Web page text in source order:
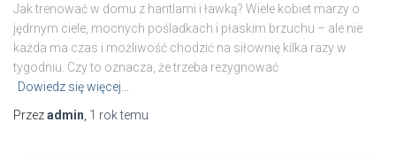
Jak trenować w domu z hantlami i ławką? Wiele kobiet marzy o
jędrnym ciele, mocnych pośladkach i płaskim brzuchu – ale nie
każda ma czas i możliwość chodzić na siłownię kilka razy w
tygodniu. Czy to oznacza, że trzeba rezygnować
Dowiedz się więcej…
Przezadmin 1 roktemu